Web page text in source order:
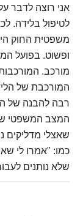
אני רוצה לדבר
לטיפול בלידה.
משפטית החוק
ופשוט. בפועל
מורכב.
המורכבת של
רבה להבנה של
המצב המשפטי
שאצלי מדליקים
כמו: "אמרו לי
שלא נותנים